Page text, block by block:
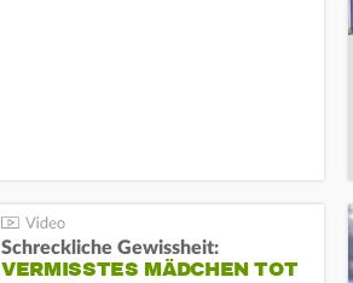
Schreckliche Gewissheit:
VERMISSTES MÄDCHEN TOT